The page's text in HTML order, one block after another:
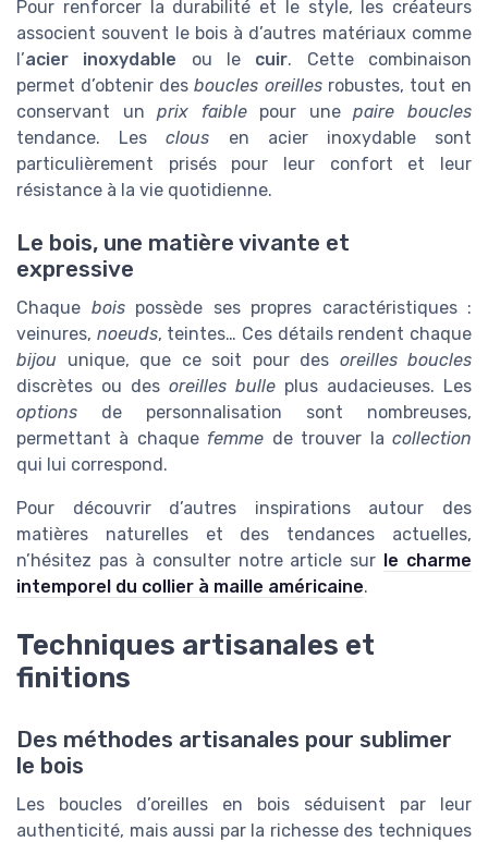
Pour renforcer la durabilité et le style, les créateurs
associent souvent le bois à d’autres matériaux comme
l’acier inoxydable ou le cuir. Cette combinaison
permet d’obtenir desboucles oreillesrobustes, tout en
conservant unprix faiblepour unepaire boucles
tendance. Lesclous en acier inoxydable sont
particulièrement prisés pour leur confort et leur
résistance à la vie quotidienne.
Le bois, une matière vivante et
expressive
Chaque boispossède ses propres caractéristiques :
veinures, noeuds, teintes… Ces détails rendent chaque
bijou unique, que ce soit pour des oreilles boucles
discrètes ou des oreilles bulle plus audacieuses. Les
options de personnalisation sont nombreuses,
permettant à chaque femme de trouver lacollection
qui lui correspond.
Pour découvrir d’autres inspirations autour des
matières naturelles et des tendances actuelles,
n’hésitez pas à consulter notre article sur
le charme
intemporel du collier à maille américaine.
Techniques artisanales et
finitions
Des méthodes artisanales pour sublimer
le bois
Les boucles d’oreilles en bois séduisent par leur
authenticité, mais aussi par la richesse des techniques